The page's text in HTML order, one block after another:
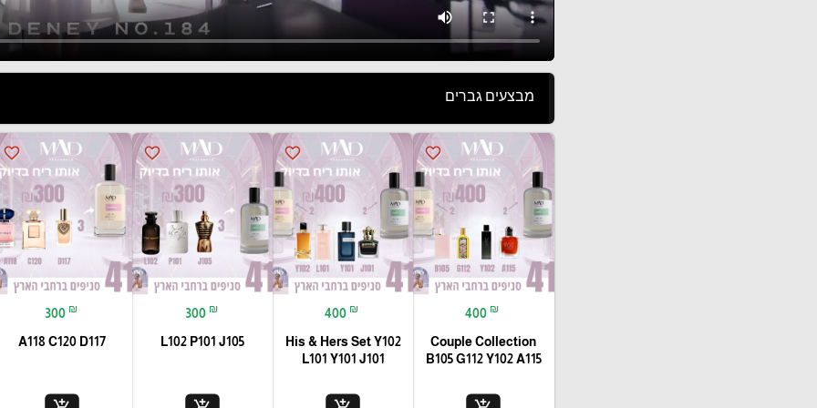
מבצעים גברים
favorite_border
400 ₪
Couple Collection
B105 G112 Y102 A115
favorite_border
400 ₪
His & Hers Set Y102
L101 Y101 J101
favorite_border
300 ₪
L102 P101 J105
favorite_border
300 ₪
A118 C120 D117